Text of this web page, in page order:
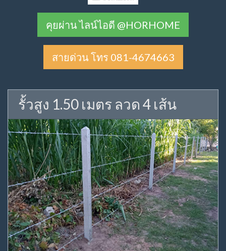
คุยผ่าน ไลน์ไอดี @HORHOME
สายด่วน โทร 081-4674663
รั้วสูง 1.50 เมตร ลวด 4 เส้น